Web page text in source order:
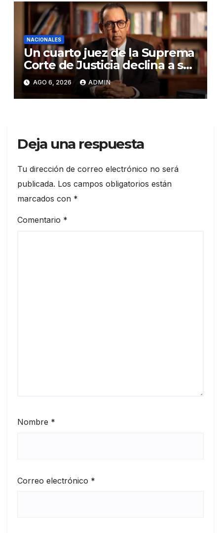
NACIONALES
Un cuarto juez de la Suprema
Corte de Justicia declina a ser
evaluado por el CNM
AGO 6, 2026 ADMIN
Deja una respuesta
Tu dirección de correo electrónico no será
publicada. Los campos obligatorios están
marcados con *
Comentario *
Nombre *
Correo electrónico *